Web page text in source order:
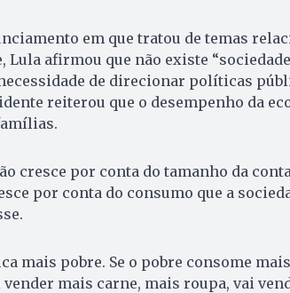
em que tratou de temas
Lula afirmou que não existe
de direcionar políticas
reiterou que o desempenho da
cresce por conta do tamanho da
por conta do consumo que a
mais pobre. Se o pobre consome
mais carne, mais roupa, vai